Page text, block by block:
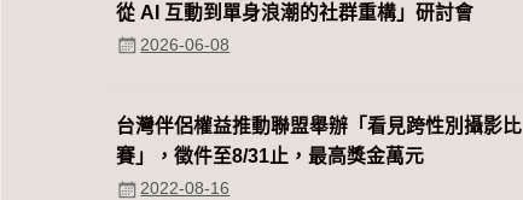
從 AI 互動到單身浪潮的社群重構」研討會
2026-06-08
台灣伴侶權益推動聯盟舉辦「看見跨性別攝影比
賽」，徵件至8/31止，最高獎金萬元
2022-08-16